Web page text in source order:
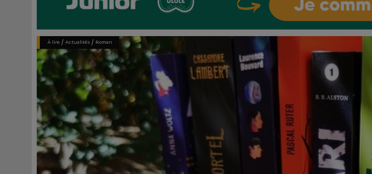
À lire/ Actualités/ Roman